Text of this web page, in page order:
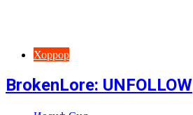
Хоррор
BrokenLore: UNFOLLOW